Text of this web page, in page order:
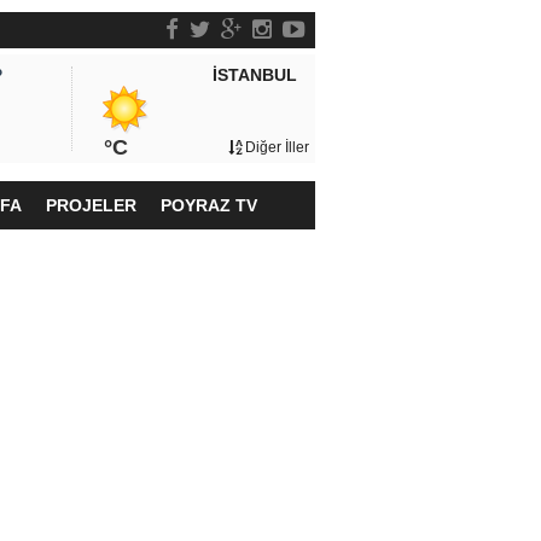
İSTANBUL
°C Diğer İller
PROJELER POYRAZ TV